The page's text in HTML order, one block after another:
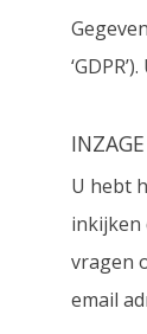
U hebt
inkijken
vragen
email